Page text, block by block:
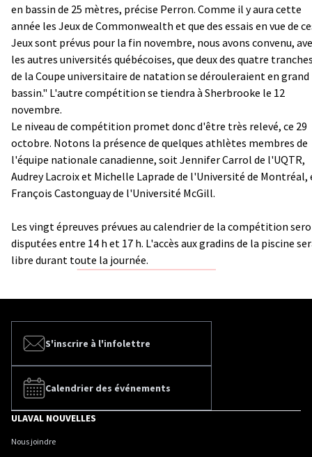
en bassin de 25 mètres, précise Perron. Comme il y aura cette
année les Jeux de Commonwealth et que des essais en vue de
Jeux sont prévus pour la fin novembre, nous avons convenu,
les autres universités québécoises, que deux des quatre
de la Coupe universitaire de natation se dérouleraient en grand
bassin." L'autre compétition se tiendra à Sherbrooke le 12
novembre.
Le niveau de compétition promet donc d'être très relevé, ce 29
octobre. Notons la présence de quelques athlètes membres de
l'équipe nationale canadienne, soit Jennifer Carrol de l'UQTR,
Audrey Lacroix et Michelle Laprade de l'Université de Montréal,
François Castonguay de l'Université McGill.
Les vingt épreuves prévues au calendrier de la compétition
disputées entre 14 h et 17 h. L'accès aux gradins de la piscine
libre durant toute la journée.
S'inscrire à l'infolettre
Calendrier des événements
ULAVAL NOUVELLES
Nous joindre